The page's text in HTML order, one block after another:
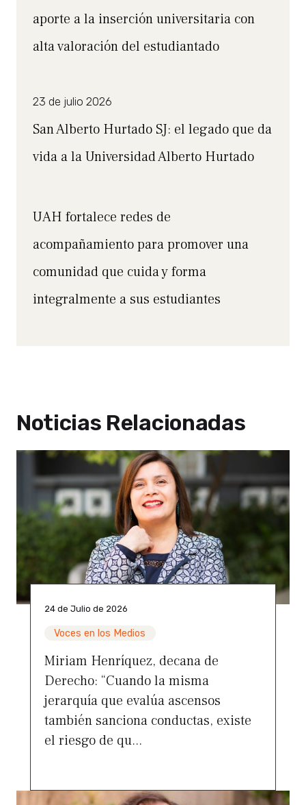
aporte a la inserción universitaria con
alta valoración del estudiantado
23 de julio 2026
San Alberto Hurtado SJ: el legado que da
vida a la Universidad Alberto Hurtado
UAH fortalece redes de
acompañamiento para promover una
comunidad que cuida y forma
integralmente a sus estudiantes
Noticias Relacionadas
24 de Julio de 2026
Voces en los Medios
Miriam Henríquez, decana de
Derecho: “Cuando la misma
jerarquía que evalúa ascensos
también sanciona conductas, existe
el riesgo de qu...